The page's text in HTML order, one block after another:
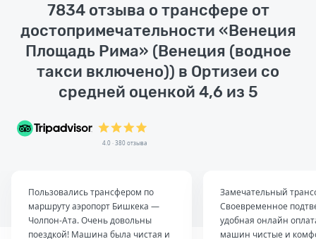
7834 отзыва о трансфере от
достопримечательности «Венеция
Площадь Рима» (Венеция (водное
такси включено)) в Ортизеи со
средней оценкой 4,6 из 5
4.0 · 380 отзыва
Пользовались трансфером по
маршруту аэропорт Бишкека —
Чолпон-Ата. Очень довольны
поездкой! Машина была чистая и
Замечательный
Своевременное
удобная онлайн
машин чистые и